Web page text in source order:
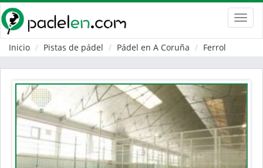
Inicio
Pistas de pádel Pádel en A Coruña Ferrol